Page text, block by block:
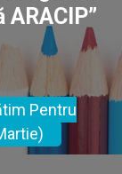
Pentru